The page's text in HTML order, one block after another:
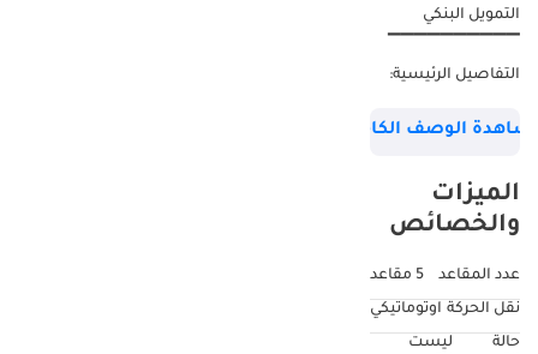
التمويل البنكي
التفاصيل الرئيسية:
أغسطس 2028 أو
أغسطس 2029 أو
▔▔▔▔▔▔▔▔▔▔
لماذا تختار هذه
الوصف الكامل
الميزات
والخصائص
عدد المقاعد
5 مقاعد
نقل الحركة اوتوماتيكي
حالة
ليست